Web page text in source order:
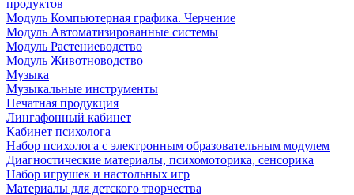
продуктов
Модуль Компьютерная графика. Черчение
Модуль Автоматизированные системы
Модуль Растениеводство
Модуль Животноводство
Музыка
Музыкальные инструменты
Печатная продукция
Лингафонный кабинет
Кабинет психолога
Набор психолога с электронным образовательным модулем
Диагностические материалы, психомоторика, сенсорика
Набор игрушек и настольных игр
Материалы для детского творчества